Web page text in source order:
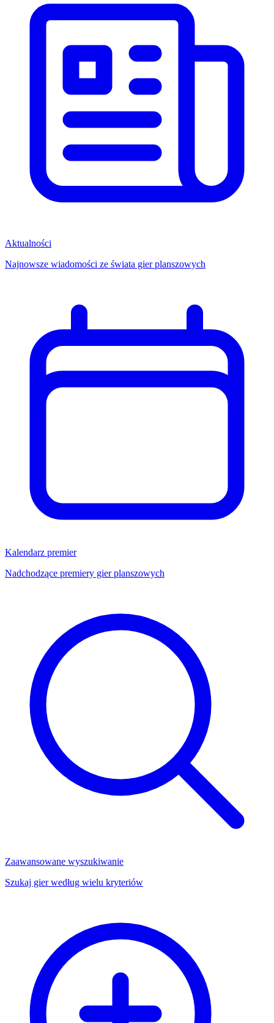
Aktualności
Najnowsze wiadomości ze świata gier planszowych
Kalendarz premier
Nadchodzące premiery gier planszowych
Zaawansowane wyszukiwanie
Szukaj gier według wielu kryteriów